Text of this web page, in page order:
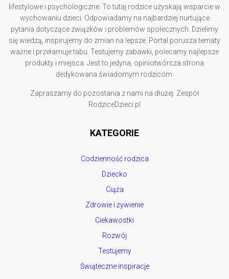
lifestylowe i psychologiczne. To tutaj rodzice uzyskają wsparcie w
wychowaniu dzieci. Odpowiadamy na najbardziej nurtujące
pytania dotyczące związków i problemów społecznych. Dzielimy
się wiedzą, inspirujemy do zmian na lepsze. Portal porusza tematy
ważne i przełamuje tabu. Testujemy zabawki, polecamy najlepsze
produkty i miejsca. Jest to jedyna, opiniotwórcza strona
dedykowana świadomym rodzicom.
Zapraszamy do pozostania z nami na dłużej. Zespół
RodziceDzieci.pl
KATEGORIE
Codzienność rodzica
Dziecko
Ciąża
Zdrowie i żywienie
Ciekawostki
Rozwój
Testujemy
Świąteczne inspiracje